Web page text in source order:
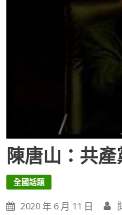
陳唐山：共
全國話題
2020 年 6 月 11 日